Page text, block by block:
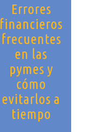
Errores
financieros
frecuentes
en las
pymes y
cómo
evitarlos a
tiempo